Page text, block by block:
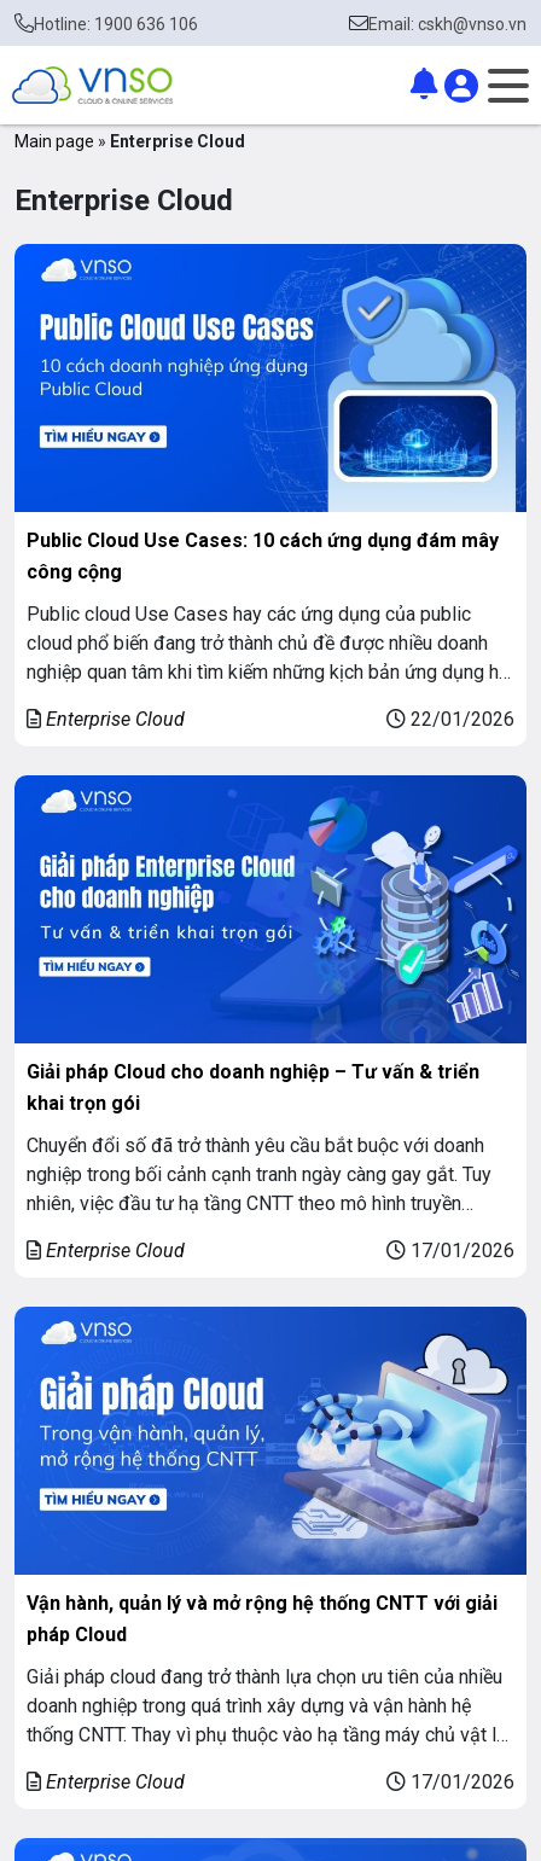
Hotline: 1900 636 106 Email: cskh@vnso.vn
Main page » Enterprise Cloud
Enterprise Cloud
Public Cloud Use Cases: 10 cách ứng dụng đám mây
công cộng
Public cloud Use Cases hay các ứng dụng của public
cloud phổ biến đang trở thành chủ đề được nhiều doanh
nghiệp quan tâm khi tìm kiếm những kịch bản ứng dụng hạ
Cloud không còn chỉ dành cho startup hay website […]
Enterprise Cloud 22/01/2026
Giải pháp Cloud cho doanh nghiệp – Tư vấn & triển
khai trọn gói
Chuyển đổi số đã trở thành yêu cầu bắt buộc với doanh
nghiệp trong bối cảnh cạnh tranh ngày càng gay gắt. Tuy
nhiên, việc đầu tư hạ tầng CNTT theo mô hình truyền
hiện đại ngày nay, đang bộc lộ nhiều hạn chế: chi […]
Enterprise Cloud 17/01/2026
Vận hành, quản lý và mở rộng hệ thống CNTT với giải
pháp Cloud
Giải pháp cloud đang trở thành lựa chọn ưu tiên của nhiều
doanh nghiệp trong quá trình xây dựng và vận hành hệ
thống CNTT. Thay vì phụ thuộc vào hạ tầng máy chủ vật lý
hoạt hơn, tối ưu chi phí và dễ […]
Enterprise Cloud 17/01/2026